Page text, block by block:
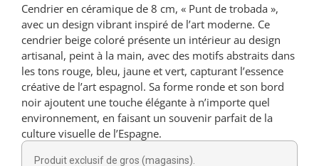
Petites cuillères
Louches
Dés à coudre
Figurines
Cendrier en céramique de 8 cm, « Punt de trobada »,
avec un design vibrant inspiré de l’art moderne. Ce
cendrier beige coloré présente un intérieur au design
artisanal, peint à la main, avec des motifs abstraits dans
les tons rouge, bleu, jaune et vert, capturant l’essence
créative de l’art espagnol. Sa forme ronde et son bord
noir ajoutent une touche élégante à n’importe quel
environnement, en faisant un souvenir parfait de la
culture visuelle de l’Espagne.
Produit exclusif de gros (magasins).